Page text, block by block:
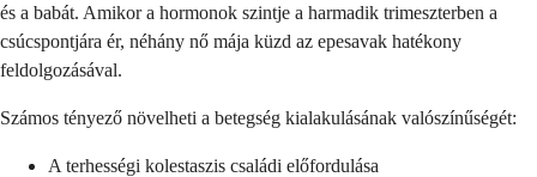
és a babát. Amikor a hormonok szintje a harmadik trimeszterben a
csúcspontjára ér, néhány nő mája küzd az epesavak hatékony
feldolgozásával.
Számos tényező növelheti a betegség kialakulásának valószínűségét:
A terhességi kolestaszis családi előfordulása